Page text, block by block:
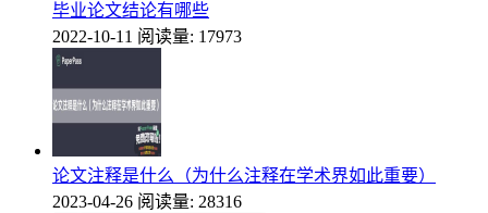
毕业论文结论有哪些
2022-10-11 阅读量: 17973
论文注释是什么（为什么注释在学术界如此重要）
2023-04-26 阅读量: 28316